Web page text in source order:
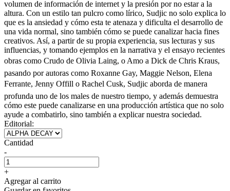
volumen de información de internet y la presión por no estar a la
altura. Con un estilo tan pulcro como lírico, Sudjic no solo explica lo
que es la ansiedad y cómo esta te atenaza y dificulta el desarrollo de
una vida normal, sino también cómo se puede canalizar hacia fines
creativos. Así, a partir de su propia experiencia, sus lecturas y sus
influencias, y tomando ejemplos en la narrativa y el ensayo recientes
obras como Crudo de Olivia Laing, o Amo a Dick de Chris Kraus,
pasando por autoras como Roxanne Gay, Maggie Nelson, Elena
Ferrante, Jenny Offill o Rachel Cusk, Sudjic aborda de manera
profunda uno de los males de nuestro tiempo, y además demuestra
cómo este puede canalizarse en una producción artística que no solo
ayude a combatirlo, sino también a explicar nuestra sociedad.
Editorial:
Cantidad
-
+
Agregar al carrito